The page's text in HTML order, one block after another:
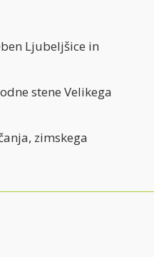
Ljubeljšice in
stene Velikega
zimskega